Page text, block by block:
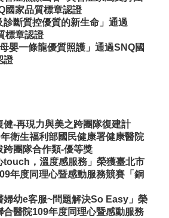
國家品質標章認證
診斷質控優質的新生命」通過
標章認證
母嬰一條龍優質照護」通過SNQ國
證
健-再現力與美之跨團隊復建計
衛生福利部國民健康署健康醫院
跨團隊合作類-優等獎
touch，溫度感服務」榮獲臺北市
年度同理心暨感動服務競賽「銅
婦幼e客服~問題解決So Easy」榮
合醫院109年度同理心暨感動服務